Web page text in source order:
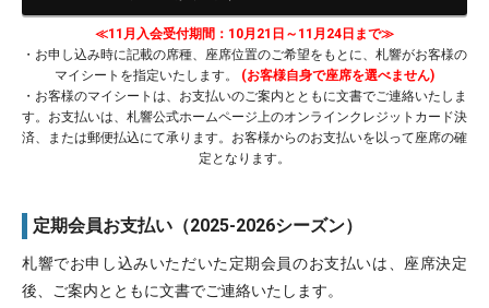
≪11月入会受付期間：10月21日～11月24日まで≫
・お申し込み時に記載の席種、座席位置のご希望をもとに、札響がお客様の
マイシートを指定いたします。 (お客様自身で座席を選べません)
・お客様のマイシートは、お支払いのご案内とともに文書でご連絡いたしま
す。お支払いは、札響公式ホームページ上のオンラインクレジットカード決
済、または郵便払込にて承ります。お客様からのお支払いを以って座席の確
定となります。
定期会員お支払い（2025-2026シーズン）
札響でお申し込みいただいた定期会員のお支払いは、座席決定
後、ご案内とともに文書でご連絡いたします。